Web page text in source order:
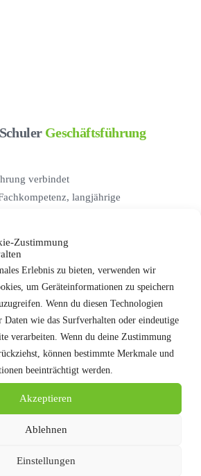
Zustimmung
Erlebnis zu bieten, verwenden wir
um Geräteinformationen zu speichern
Wenn du diesen Technologien
wie das Surfverhalten oder eindeutige
verarbeiten. Wenn du deine Zustimmung
können bestimmte Merkmale und
beeinträchtigt werden.
Akzeptieren
Ablehnen
Einstellungen
Geschäftsführung
verbindet
langjährige
jederzeit im Fokus.
führen
die Schuler Service
Engagement und einem starken
mitDennis Willen,
Hennig, Max Paschke und
bildet die Geschäftsführung